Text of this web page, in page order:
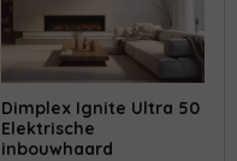
Dimplex Ignite Ultra 50
Elektrische
inbouwhaard